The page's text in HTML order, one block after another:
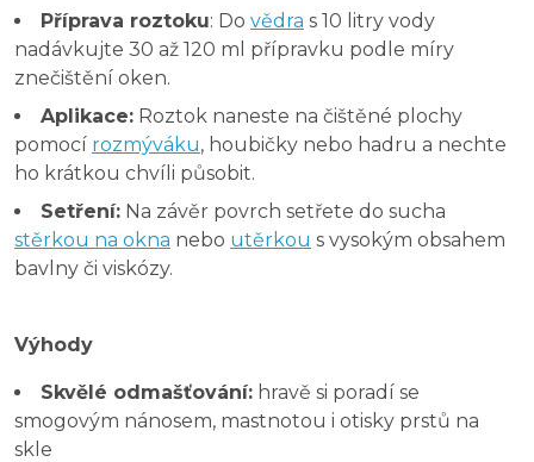
Příprava roztoku: Do vědra s 10 litry vody
nadávkujte 30 až 120 ml přípravku podle míry
znečištění oken.
Aplikace: Roztok naneste na čištěné plochy
pomocí rozmýváku, houbičky nebo hadru a nechte
ho krátkou chvíli působit.
Setření: Na závěr povrch setřete do sucha
stěrkou na okna nebo utěrkou s vysokým obsahem
bavlny či viskózy.
Výhody
Skvělé odmašťování: hravě si poradí se
smogovým nánosem, mastnotou i otisky prstů na
skle